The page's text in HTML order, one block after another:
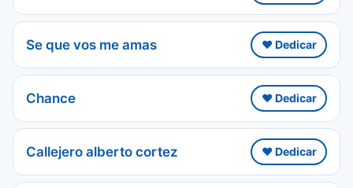
Se que vos me amas ❤️ Dedicar
Chance ❤️ Dedicar
Callejero alberto cortez ❤️ Dedicar